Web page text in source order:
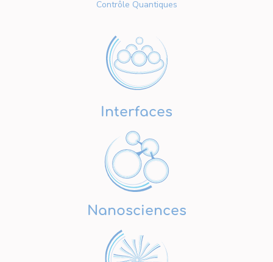
Contrôle Quantiques
Interfaces
Nanosciences